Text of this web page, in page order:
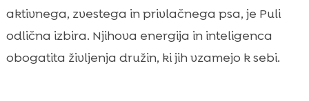
aktivnega, zvestega in privlačnega psa, je Puli
odlična izbira. Njihova energija in inteligenca
obogatita življenja družin, ki jih vzamejo k sebi.